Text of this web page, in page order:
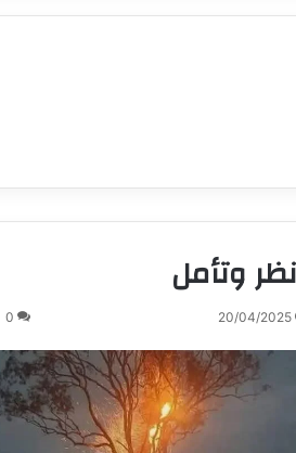
وتأمل
20/04/2025
0